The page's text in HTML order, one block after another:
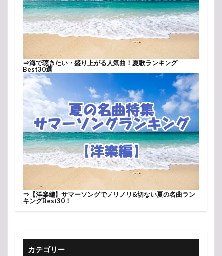
⇒海で聴きたい・盛り上がる人気曲！夏歌ランキング
Best30選
⇒ 【洋楽編】サマーソングでノリノリ&切ない夏の名曲ラン
キングBest30！
カテゴリー